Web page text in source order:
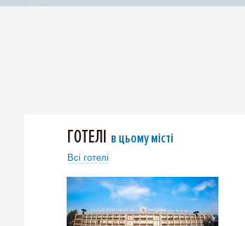
ГОТЕЛІ в цьому місті
Всі готелі